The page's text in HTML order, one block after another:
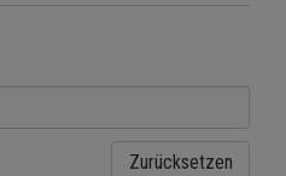
Zurücksetzen